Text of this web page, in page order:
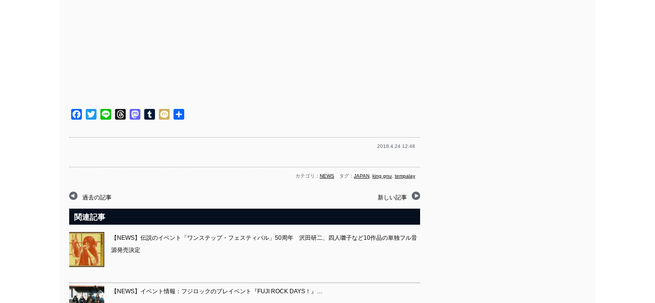
Facebook
TwitterLine ThreadsMastodon
TumblrMixi
2018.4.24 12:48
カテゴリ： NEWS タグ： JAPAN, king gnu, tempalay
過去の記事 新しい記事
関連記事
【NEWS】伝説のイベント「ワンステップ・フェスティバル」50周年 沢田研二、四人囃子など10作品の単独フル音
源発売決定
【NEWS】イベント情報：フジロックのプレイベント『FUJI ROCK DAYS！』…